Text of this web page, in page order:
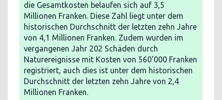
die Gesamtkosten belaufen sich auf 3,5
Millionen Franken. Diese Zahl liegt unter dem
historischen Durchschnitt der letzten zehn Jahre
von 4,1 Millionen Franken. Zudem wurden im
vergangenen Jahr 202 Schäden durch
Naturereignisse mit Kosten von 560'000 Franken
registriert, auch dies ist unter dem historischen
Durchschnitt der letzten zehn Jahre von 2,4
Millionen Franken.